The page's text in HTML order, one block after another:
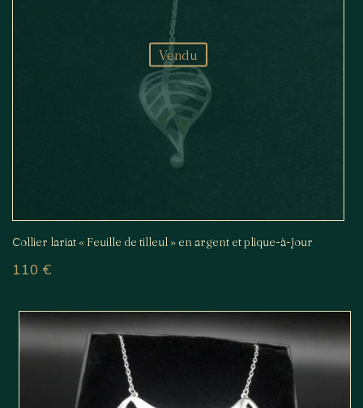
Vendu
Collier lariat « Feuille de tilleul » en argent et plique-à-jour
110 €